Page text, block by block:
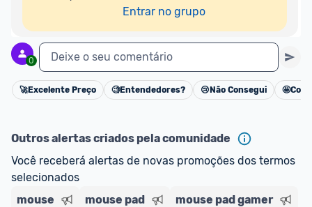
Entrar no grupo
0 Deixe o seu comentário
Cancelar
🚀Excelente Preço 🧐Entendedores? 😢 Não Consegui 🤩
Outros alertas criados pela comunidade
Você receberá alertas de novas promoções dos termos
selecionados
mouse
mouse pad mouse pad gamer